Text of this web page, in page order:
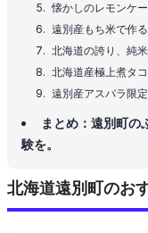
懐かしのレモンケ
遠別産もち米で作
北海道の誇り、純
北海道産極上煮タ
遠別産アスパラ限
まとめ：遠別町の
験を。
北海道遠別町のお